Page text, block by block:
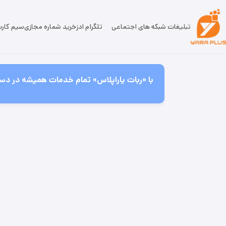
تبلیغات شبکه های اجتماعی تلگرام ادزخرید شماره مجازیسیم
با «ربات یاراپلاس» تمام خدمات همیشه در